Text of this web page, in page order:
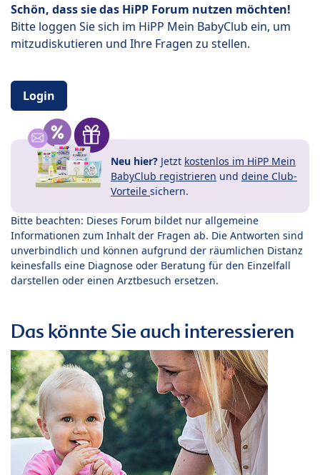
Schön, dass sie das HiPP Forum nutzen möchten!
Bitte loggen Sie sich im HiPP Mein BabyClub ein, um
mitzudiskutieren und Ihre Fragen zu stellen.
Login
Neu hier? Jetzt kostenlos im HiPP Mein
BabyClub registrieren und deine Club-
Vorteile sichern.
Bitte beachten: Dieses Forum bildet nur allgemeine
Informationen zum Inhalt der Fragen ab. Die Antworten sind
unverbindlich und können aufgrund der räumlichen Distanz
keinesfalls eine Diagnose oder Beratung für den Einzelfall
darstellen oder einen Arztbesuch ersetzen.
Das könnte Sie auch interessieren